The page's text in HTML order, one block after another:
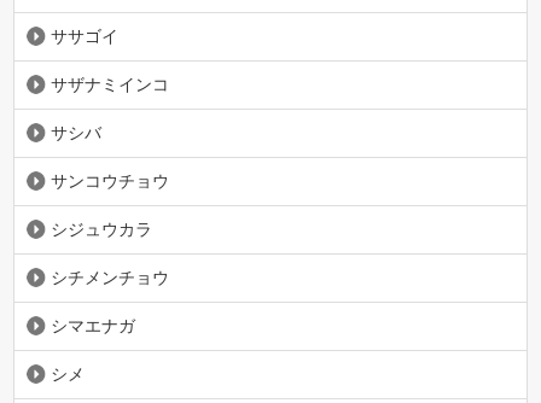
ササゴイ
サザナミインコ
サシバ
サンコウチョウ
シジュウカラ
シチメンチョウ
シマエナガ
シメ